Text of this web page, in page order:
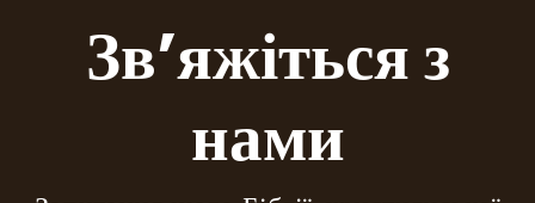
Зв’яжіться з
нами